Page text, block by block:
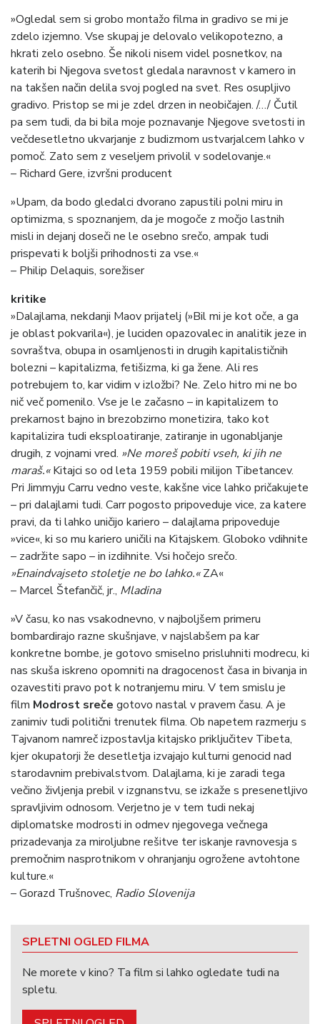
»Ogledal sem si grobo montažo filma in gradivo se mi je
zdelo izjemno. Vse skupaj je delovalo velikopotezno, a
hkrati zelo osebno. Še nikoli nisem videl posnetkov, na
katerih bi Njegova svetost gledala naravnost v kamero in
na takšen način delila svoj pogled na svet. Res osupljivo
gradivo. Pristop se mi je zdel drzen in neobičajen. /…/ Čutil
pa sem tudi, da bi bila moje poznavanje Njegove svetosti in
večdesetletno ukvarjanje z budizmom ustvarjalcem lahko v
pomoč. Zato sem z veseljem privolil v sodelovanje.«
– Richard Gere, izvršni producent
»Upam, da bodo gledalci dvorano zapustili polni miru in
optimizma, s spoznanjem, da je mogoče z močjo lastnih
misli in dejanj doseči ne le osebno srečo, ampak tudi
prispevati k boljši prihodnosti za vse.«
– Philip Delaquis, sorežiser
kritike
»Dalajlama, nekdanji Maov prijatelj (»Bil mi je kot oče, a ga
je oblast pokvarila«), je luciden opazovalec in analitik jeze in
sovraštva, obupa in osamljenosti in drugih kapitalističnih
bolezni – kapitalizma, fetišizma, ki ga žene. Ali res
potrebujem to, kar vidim v izložbi? Ne. Zelo hitro mi ne bo
nič več pomenilo. Vse je le začasno – in kapitalizem to
prekarnost bajno in brezobzirno monetizira, tako kot
kapitalizira tudi eksploatiranje, zatiranje in ugonabljanje
drugih, z vojnami vred. »Ne moreš pobiti vseh, ki jih ne
maraš.«Kitajci so od leta 1959 pobili milijon Tibetancev.
Pri Jimmyju Carru vedno veste, kakšne vice lahko pričakujete
– pri dalajlami tudi. Carr pogosto pripoveduje vice, za katere
pravi, da ti lahko uničijo kariero – dalajlama pripoveduje
»vice«, ki so mu kariero uničili na Kitajskem. Globoko vdihnite
– zadržite sapo – in izdihnite. Vsi hočejo srečo.
»Enaindvajseto stoletje ne bo lahko.«ZA«
– Marcel Štefančič, jr., Mladina
»V času, ko nas vsakodnevno, v najboljšem primeru
bombardirajo razne skušnjave, v najslabšem pa kar
konkretne bombe, je gotovo smiselno prisluhniti modrecu, ki
nas skuša iskreno opomniti na dragocenost časa in bivanja in
ozavestiti pravo pot k notranjemu miru. V tem smislu je
film Modrost sreče gotovo nastal v pravem času. A je
zanimiv tudi politični trenutek filma. Ob napetem razmerju s
Tajvanom namreč izpostavlja kitajsko priključitev Tibeta,
kjer okupatorji že desetletja izvajajo kulturni genocid nad
starodavnim prebivalstvom. Dalajlama, ki je zaradi tega
večino življenja prebil v izgnanstvu, se izkaže s presenetljivo
spravljivim odnosom. Verjetno je v tem tudi nekaj
diplomatske modrosti in odmev njegovega večnega
prizadevanja za miroljubne rešitve ter iskanje ravnovesja s
premočnim nasprotnikom v ohranjanju ogrožene avtohtone
kulture.«
– Gorazd Trušnovec, Radio Slovenija
SPLETNI OGLED FILMA
Ne morete v kino? Ta film si lahko ogledate tudi na
spletu.